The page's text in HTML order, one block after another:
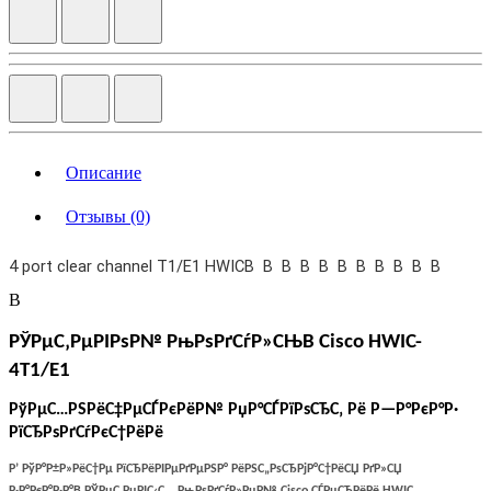
Описание
Отзывы (0)
4 port clear channel T1/E1 HWICВ В В В В В В В В В В
В
РЎРµС‚РµРІРѕР№ РњРѕРґСѓР»СЊВ Cisco HWIC-
4T1/E1
РўРµС…РЅРёС‡РµСЃРєРёР№ РџР°СЃРїРѕСЂС‚ Рё Р—Р°РєР°Р·
РїСЂРѕРґСѓРєС†РёРё
Р’ РўР°Р±Р»РёС†Рµ РїСЂРёРІРµРґРµРЅР° РёРЅС„РѕСЂРјР°С†РёСЏ РґР»СЏ